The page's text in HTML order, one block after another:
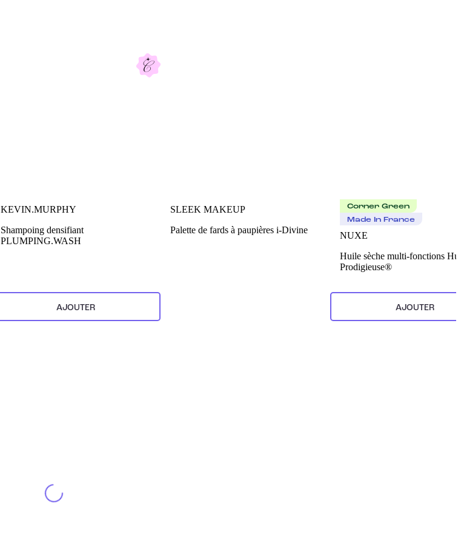
KEVIN.MURPHY
Shampoing densifiant
PLUMPING.WASH
AJOUTER
SLEEK MAKEUP
Palette de fards à paupières i-Divine
Corner Green
Made In France
NUXE
Huile sèche multi-fonctions
Prodigieuse®
AJOUTER